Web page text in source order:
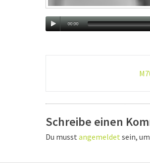
00:00
Schreibe einen
Du musst angemeldet sein,